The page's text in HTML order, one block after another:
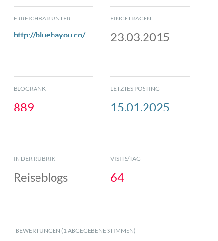
ERREICHBAR UNTER
http://bluebayou.co/
EINGETRAGEN
23.03.2015
BLOGRANK
889
LETZTES POSTING
15.01.2025
IN DER RUBRIK
Reiseblogs
VISITS/TAG
64
BEWERTUNGEN (1 ABGEGEBENE STIMMEN)